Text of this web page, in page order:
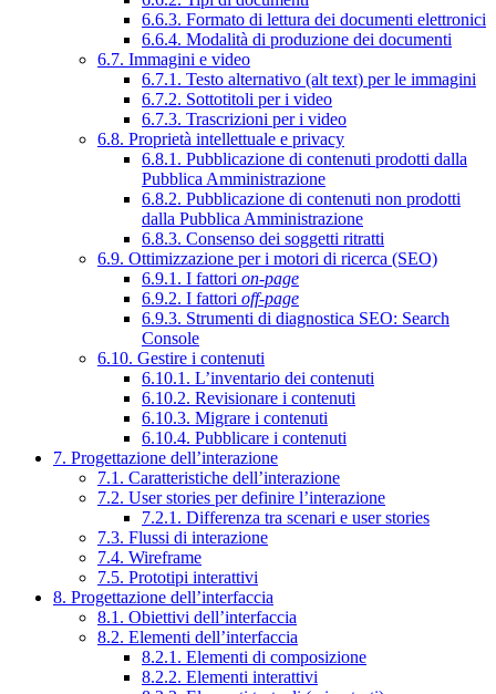
6.6.3. Formato di lettura dei documenti elettronici
6.6.4. Modalità di produzione dei documenti
6.7. Immagini e video
6.7.1. Testo alternativo (alt text) per le immagini
6.7.2. Sottotitoli per i video
6.7.3. Trascrizioni per i video
6.8. Proprietà intellettuale e privacy
6.8.1. Pubblicazione di contenuti prodotti dalla
Pubblica Amministrazione
6.8.2. Pubblicazione di contenuti non prodotti
dalla Pubblica Amministrazione
6.8.3. Consenso dei soggetti ritratti
6.9. Ottimizzazione per i motori di ricerca (SEO)
6.9.1. I fattori on-page
6.9.2. I fattori off-page
6.9.3. Strumenti di diagnostica SEO: Search
Console
6.10. Gestire i contenuti
6.10.1. L’inventario dei contenuti
6.10.2. Revisionare i contenuti
6.10.3. Migrare i contenuti
6.10.4. Pubblicare i contenuti
7. Progettazione dell’interazione
7.1. Caratteristiche dell’interazione
7.2. User stories per definire l’interazione
7.2.1. Differenza tra scenari e user stories
7.3. Flussi di interazione
7.4. Wireframe
7.5. Prototipi interattivi
8. Progettazione dell’interfaccia
8.1. Obiettivi dell’interfaccia
8.2. Elementi dell’interfaccia
8.2.1. Elementi di composizione
8.2.2. Elementi interattivi